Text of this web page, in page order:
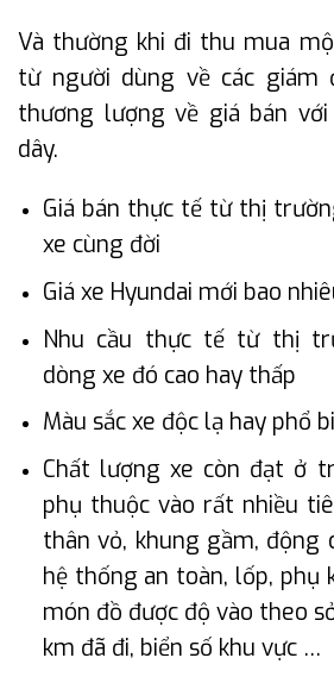
Và thường khi đi thu mua
từ người dùng về các giám
thương lượng về giá bán
dây.
Giá bán thực tế từ thị
xe cùng đời
Giá xe Hyundai mới bao
Nhu cầu thực tế từ thị
dòng xe đó cao hay thấp
Màu sắc xe độc lạ hay phổ
Chất lượng xe còn đạt ở
phụ thuộc vào rất nhiều
thân vỏ, khung gầm, động
hệ thống an toàn, lốp, phụ
món đồ được độ vào theo
km đã đi, biển số khu vực …